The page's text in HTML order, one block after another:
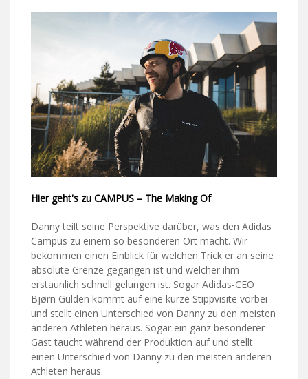
Hier geht's zu CAMPUS – The Making Of
Danny teilt seine Perspektive darüber, was den Adidas
Campus zu einem so besonderen Ort macht. Wir
bekommen einen Einblick für welchen Trick er an seine
absolute Grenze gegangen ist und welcher ihm
erstaunlich schnell gelungen ist. Sogar Adidas-CEO
Bjørn Gulden kommt auf eine kurze Stippvisite vorbei
und stellt einen Unterschied von Danny zu den meisten
anderen Athleten heraus. Sogar ein ganz besonderer
Gast taucht während der Produktion auf und stellt
einen Unterschied von Danny zu den meisten anderen
Athleten heraus.